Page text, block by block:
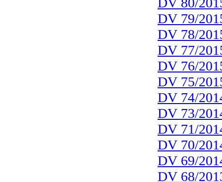
DV 79/
DV 78/
DV 77/
DV 76/
DV 75/
DV 74/
DV 73/
DV 71/
DV 70/
DV 69/
DV 68/